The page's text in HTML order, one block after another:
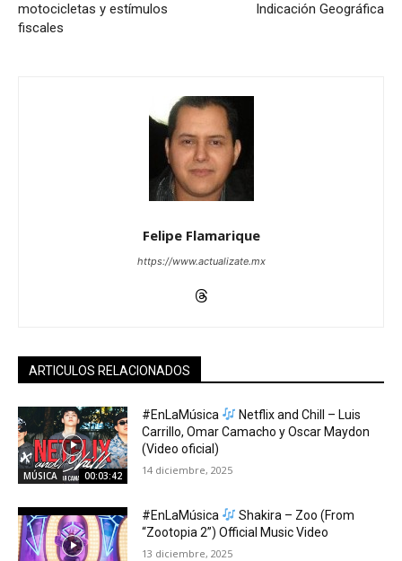
motocicletas y estímulos
fiscales
Indicación Geográfica
Felipe Flamarique
https://www.actualizate.mx
ARTICULOS RELACIONADOS
MÚSICA 00:03:42
#EnLaMúsica
Netflix and Chill – Luis
Carrillo, Omar Camacho y Oscar Maydon
(Video oficial)
14 diciembre, 2025
#EnLaMúsica
Shakira – Zoo (From
“Zootopia 2”) Official Music Video
13 diciembre, 2025